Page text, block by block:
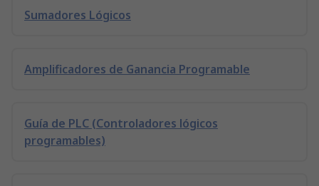
Sumadores Lógicos
Amplificadores de Ganancia Programable
Guía de PLC (Controladores lógicos
programables)